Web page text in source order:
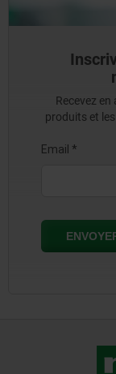
Recevez
produits et